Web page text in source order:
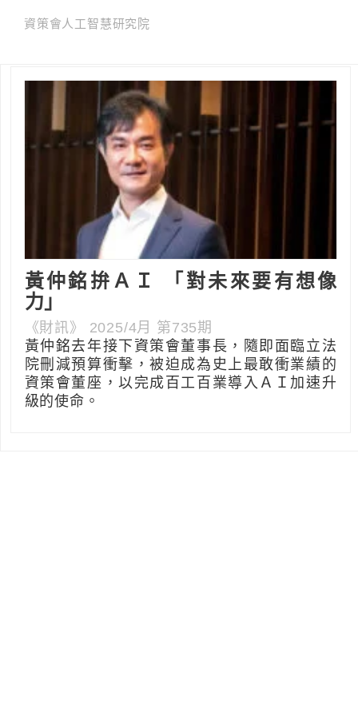
資策會人工智慧研究院
黃仲銘拚ＡＩ 「對未來要有想像
力」
《財訊》 2025/4月 第735期
黃仲銘去年接下資策會董事長，隨即面臨立法
院刪減預算衝擊，被迫成為史上最敢衝業績的
資策會董座，以完成百工百業導入ＡＩ加速升
級的使命。